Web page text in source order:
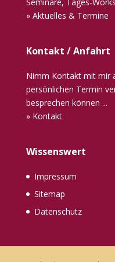
» Aktuelles & Termine
Kontakt / Anfahrt
Nimm Kontakt mit mir
persönlichen Termin
besprechen können ...
» Kontakt
Wissenswert
Impressum
Sitemap
Datenschutz